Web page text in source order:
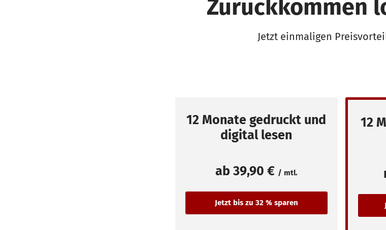
Zurückkommen
Jetzt einmaligen
12 Monate gedruckt und
digital lesen
ab 39,90 € / mtl.
12